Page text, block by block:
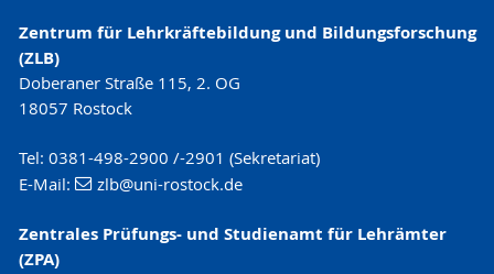
Zentrum für Lehrkräftebildung und Bildungsforschung
(ZLB)
Doberaner Straße 115, 2. OG
18057 Rostock
Tel: 0381-498-2900 /-2901 (Sekretariat)
E-Mail:
zlb@uni-rostock.de
Zentrales Prüfungs- und Studienamt für Lehrämter
(ZPA)